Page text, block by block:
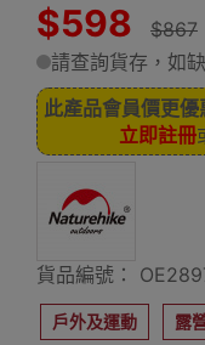
$598 $867
請查詢貨存，如
此產品會員價更
立即註冊
貨品編號：
戶外及運動 露